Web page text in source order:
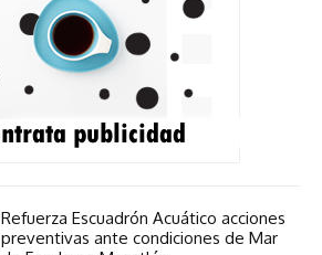
Refuerza Escuadrón Acuático acciones
preventivas ante condiciones de Mar